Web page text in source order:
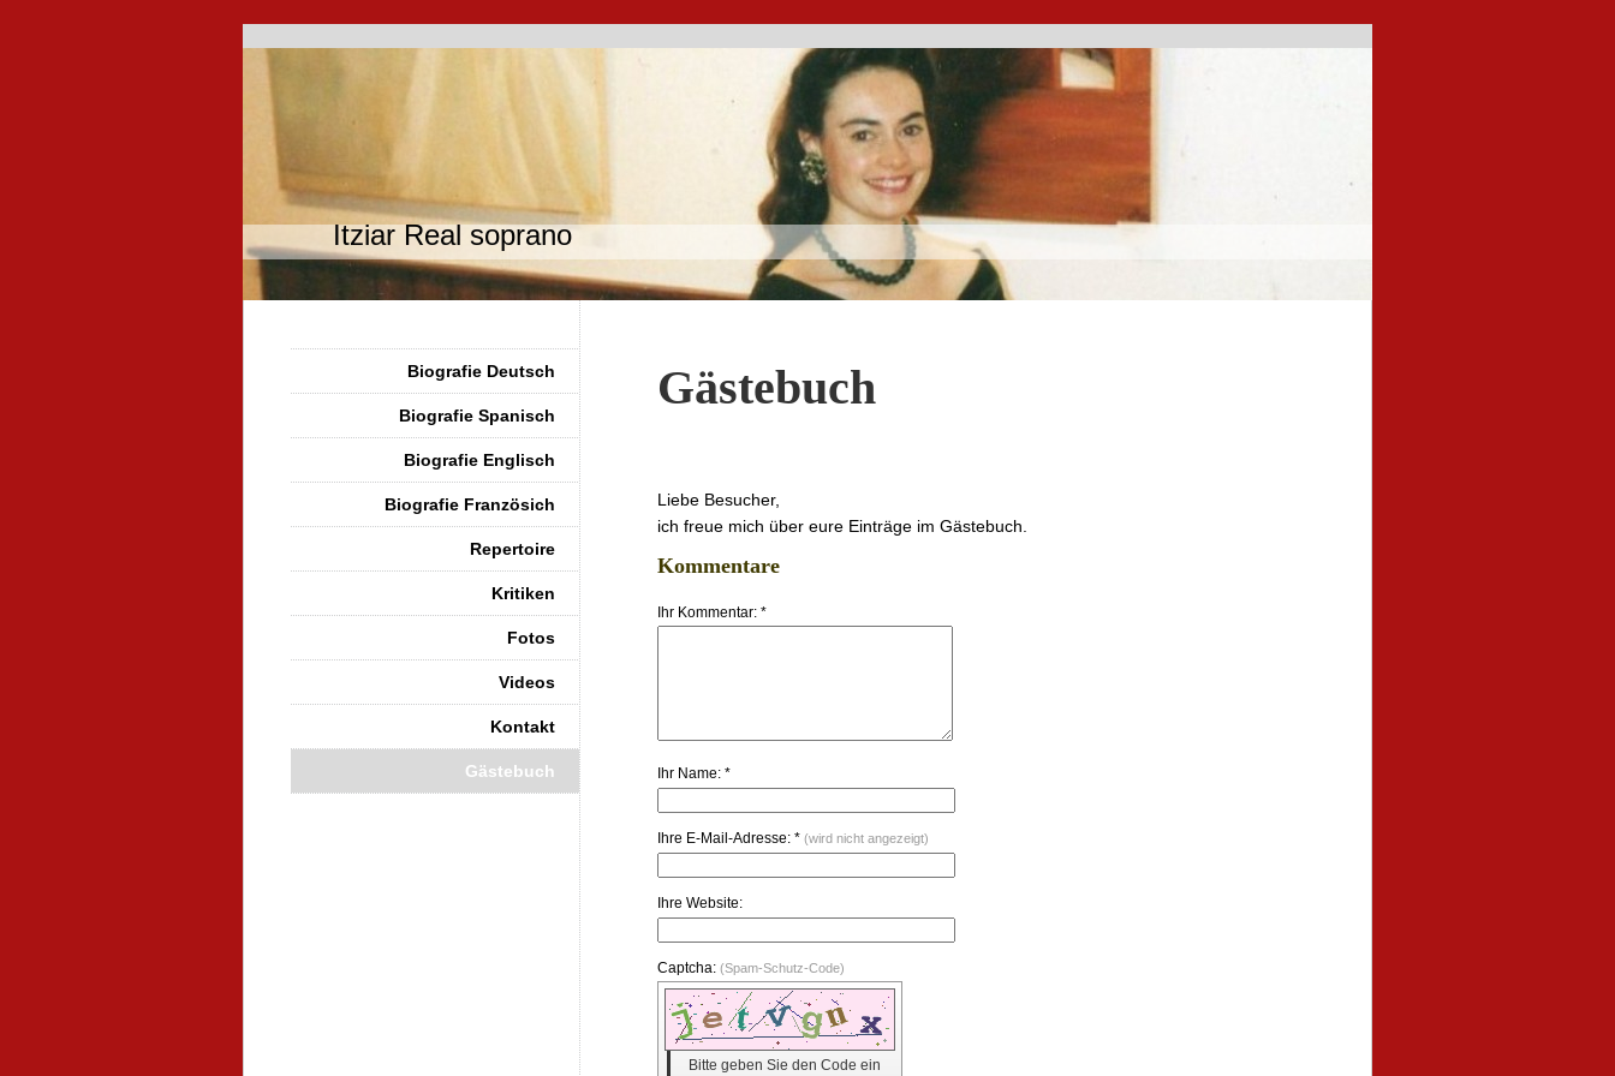
Itziar Real soprano
Gästebuch
Liebe Besucher,
ich freue mich über eure Einträge im Gästebuch.
Kommentare
Ihr Kommentar: *
Ihr Name: *
Ihre E-Mail-Adresse: * (wird nicht angezeigt)
Ihre Website:
Captcha: (Spam-Schutz-Code)
Bitte geben Sie den Code ein
Biografie Deutsch
Biografie Spanisch
Biografie Englisch
Biografie Französich
Repertoire
Kritiken
Fotos
Videos
Kontakt
Gästebuch